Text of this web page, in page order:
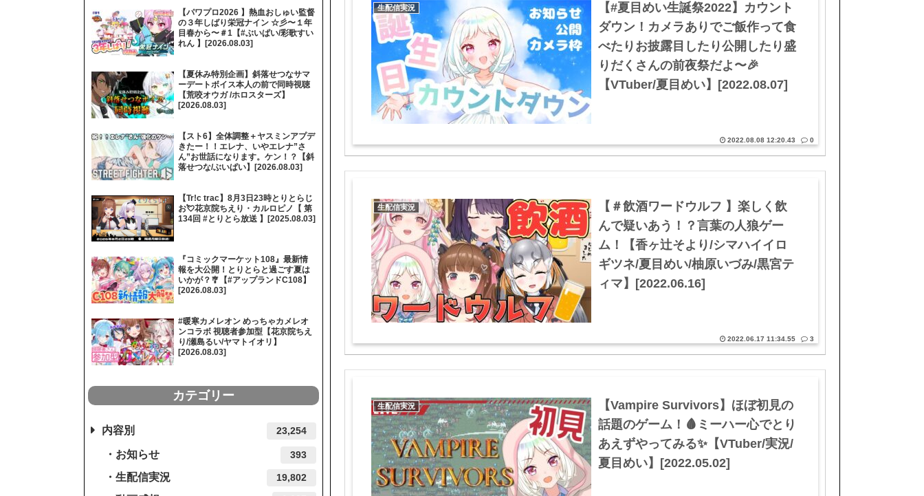
生配信実況
【#夏目めい生誕祭2022】カウント
ダウン！カメラありでご飯作って食
べたりお披露目したり公開したり盛
りだくさんの前夜祭だよ〜🎉
【VTuber/夏目めい】[2022.08.07]
2022.08.08 12:20.43 0
生配信実況
【＃飲酒ワードウルフ 】楽しく飲
んで疑いあう！？言葉の人狼ゲー
ム！【香ヶ辻そより/シマハイイロ
ギツネ/夏目めい/柚原いづみ/黒宮テ
ィマ】[2022.06.16]
2022.06.17 11:34.55 3
生配信実況
【Vampire Survivors】ほぼ初見の
話題のゲーム！🩸ミーハー心でとり
あえずやってみる✨【VTuber/実況/
夏目めい】[2022.05.02]
【パワプロ2026 】熱血おしゅい監督
の３年しばり栄冠ナイン ☆彡〜１年
目春から〜＃1【#ぶいぱい/彩歌すい
れん 】[2026.08.03]
【夏休み特別企画】斜落せつなサマ
ーデートボイス本人の前で同時視聴
【荒咬オウガ /ホロスターズ】
[2026.08.03]
【スト6】全体調整＋ヤスミンアプデ
きたー！！エレナ、いやエレナ”さ
ん”お世話になります。ケン！？【斜
落せつな/ぶいぱい】[2026.08.03]
【Tr!c trac】8月3日23時とりとらじ
お💘花京院ちえり・カルロピノ【 第
134回 #とりとら放送 】[2025.08.03]
『コミックマーケット108』最新情
報を大公開！とりとらと過ごす夏は
いかが？🎐【#アップランドC108】
[2026.08.03]
#暖寒カメレオン めっちゃカメレオ
ンコラボ 視聴者参加型【花京院ちえ
り/瀬島るい/ヤマトイオリ】
[2026.08.03]
カテゴリー
内容別 23,254
お知らせ 393
生配信実況 19,802